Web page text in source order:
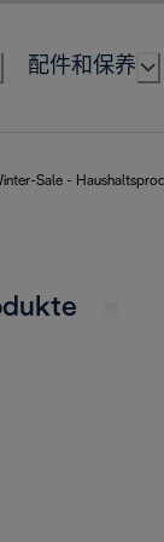
配件和保养
Sale -